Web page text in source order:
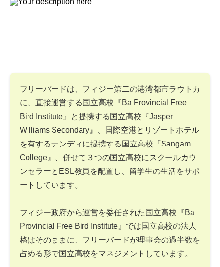
フリーバードは、フィジー第二の港湾都市ラウトカ
に、直接運営する国立高校『Ba Provincial Free
Bird Institute』と提携する国立高校『Jasper
Williams Secondary』、国際空港とリゾートホテル
を有するナンディに提携する国立高校『Sangam
College』、併せて３つの国立高校にスクールカウ
ンセラーとESL教員を配置し、留学生の生活をサポ
ートしています。
フィジー政府から運営を委任された国立高校『Ba
Provincial Free Bird Institute』では国立高校の法人
格はそのままに、フリーバードが理事会の過半数を
占める形で国立高校をマネジメントしています。